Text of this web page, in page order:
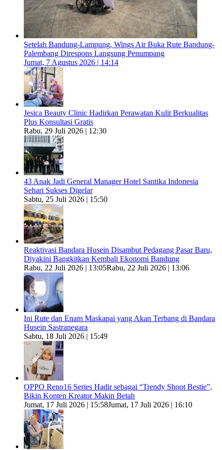
Setelah Bandung-Lampung, Wings Air Buka Rute Bandung-
Palembang Direspons Langsung Penumpang
Jumat, 7 Agustus 2026 | 14:14
Jesica Beauty Clinic Hadirkan Perawatan Kulit Berkualitas
Plus Konsultasi Gratis
Rabu, 29 Juli 2026 | 12:30
43 Anak Jadi General Manager Hotel Santika Indonesia
Sehari Sukses Digelar
Sabtu, 25 Juli 2026 | 15:50
Reaktivasi Bandara Husein Disambut Pedagang Pasar Baru,
Diyakini Bangkitkan Kembali Ekonomi Bandung
Rabu, 22 Juli 2026 | 13:05Rabu, 22 Juli 2026 | 13:06
Ini Rute dan Enam Maskapai yang Akan Terbang di Bandara
Husein Sastranegara
Sabtu, 18 Juli 2026 | 15:49
OPPO Reno16 Series Hadir sebagai “Trendy Shoot Bestie”,
Bikin Konten Kreator Makin Betah
Jumat, 17 Juli 2026 | 15:58Jumat, 17 Juli 2026 | 16:10